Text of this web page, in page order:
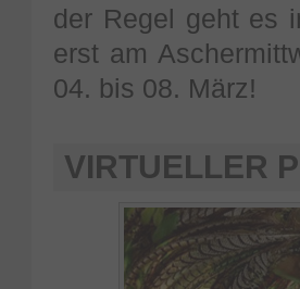
der Regel geht es
erst am
04. bis 08. März!
VIRTUELLER